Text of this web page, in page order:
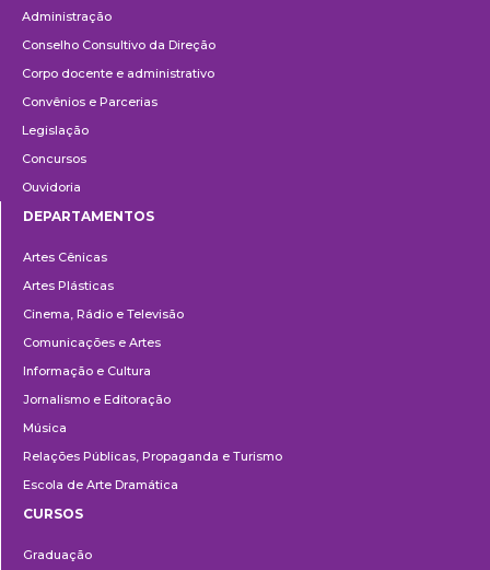
Administração
Conselho Consultivo da Direção
Corpo docente e administrativo
Convênios e Parcerias
Legislação
Concursos
Ouvidoria
DEPARTAMENTOS
Artes Cênicas
Artes Plásticas
Cinema, Rádio e Televisão
Comunicações e Artes
Informação e Cultura
Jornalismo e Editoração
Música
Relações Públicas, Propaganda e Turismo
Escola de Arte Dramática
CURSOS
Graduação